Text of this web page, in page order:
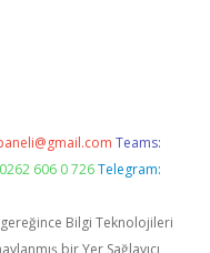
Teams:
606 0 726 Telegram:
gereğince Bilgi Teknolojileri
bir Yer Sağlayıcı